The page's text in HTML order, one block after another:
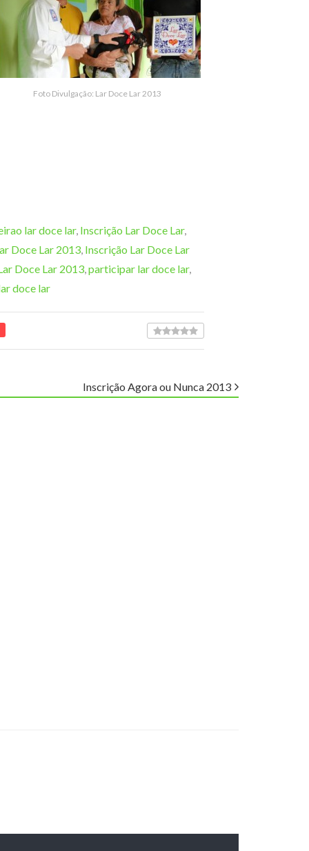
Foto Divulgação: Lar Doce Lar 2013
lar doce lar, Inscrição Lar Doce Lar,
Doce Lar 2013, Inscrição Lar Doce Lar
Doce Lar 2013,participar lar doce lar,
doce lar
Inscrição Agora ou Nunca 2013